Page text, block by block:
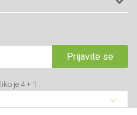
Prijavite se
je 4 + 1 :